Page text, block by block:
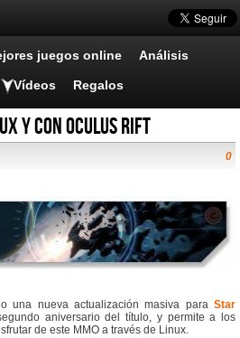
juegos online Análisis
Vídeos Regalos
y con Oculus Rift
0
una nueva actualización masiva para Star
aniversario del título, y permite a los
de este MMO a través de Linux.